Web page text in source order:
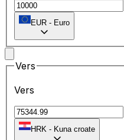
EUR - Euro
Vers
Vers
HRK - Kuna croate